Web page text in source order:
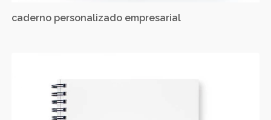
caderno personalizado empresarial